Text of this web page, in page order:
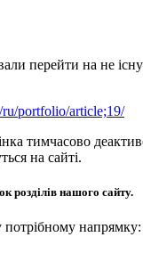
перейти на не
portfolio/article;19/
тимчасово
на сайті.
розділів нашого сайту.
напрямку: